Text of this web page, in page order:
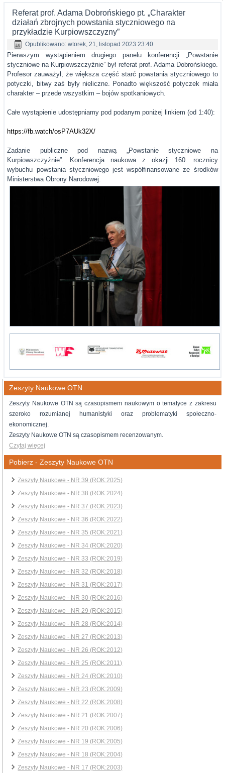
Referat prof. Adama Dobrońskiego pt. „Charakter
działań zbrojnych powstania styczniowego na
przykładzie Kurpiowszczyzny”
Opublikowano: wtorek, 21, listopad 2023 23:40
Pierwszym wystąpieniem drugiego panelu konferencji „Powstanie
styczniowe na Kurpiowszczyźnie” był referat prof. Adama Dobrońskiego.
Profesor zauważył, że większa część starć powstania styczniowego to
potyczki, bitwy zaś były nieliczne. Ponadto większość potyczek miała
charakter – przede wszystkim – bojów spotkaniowych.
Całe wystąpienie udostępniamy pod podanym poniżej linkiem (od 1:40):
https://fb.watch/osP7AUk32X/
Zadanie publiczne pod nazwą „Powstanie styczniowe na
Kurpiowszczyźnie”. Konferencja naukowa z okazji 160. rocznicy
wybuchu powstania styczniowego jest współfinansowane ze środków
Ministerstwa Obrony Narodowej.
Zeszyty Naukowe OTN
Zeszyty Naukowe OTN są czasopismem naukowym o tematyce z zakresu
szeroko rozumianej humanistyki oraz problematyki społeczno-
ekonomicznej.
Zeszyty Naukowe OTN są czasopismem recenzowanym.
Czytaj więcej
Pobierz - Zeszyty Naukowe OTN
Zeszyty Naukowe - NR 39 (ROK:2025)
Zeszyty Naukowe - NR 38 (ROK:2024)
Zeszyty Naukowe - NR 37 (ROK:2023)
Zeszyty Naukowe - NR 36 (ROK:2022)
Zeszyty Naukowe - NR 35 (ROK:2021)
Zeszyty Naukowe - NR 34 (ROK:2020)
Zeszyty Naukowe - NR 33 (ROK:2019)
Zeszyty Naukowe - NR 32 (ROK:2018)
Zeszyty Naukowe - NR 31 (ROK:2017)
Zeszyty Naukowe - NR 30 (ROK:2016)
Zeszyty Naukowe - NR 29 (ROK:2015)
Zeszyty Naukowe - NR 28 (ROK:2014)
Zeszyty Naukowe - NR 27 (ROK:2013)
Zeszyty Naukowe - NR 26 (ROK:2012)
Zeszyty Naukowe - NR 25 (ROK:2011)
Zeszyty Naukowe - NR 24 (ROK:2010)
Zeszyty Naukowe - NR 23 (ROK:2009)
Zeszyty Naukowe - NR 22 (ROK:2008)
Zeszyty Naukowe - NR 21 (ROK:2007)
Zeszyty Naukowe - NR 20 (ROK:2006)
Zeszyty Naukowe - NR 19 (ROK:2005)
Zeszyty Naukowe - NR 18 (ROK:2004)
Zeszyty Naukowe - NR 17 (ROK:2003)